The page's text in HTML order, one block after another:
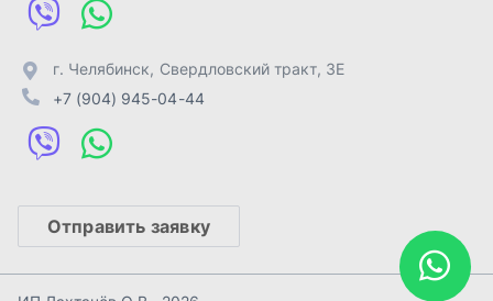
ИП Лахтачёв О.В.
Разработка -